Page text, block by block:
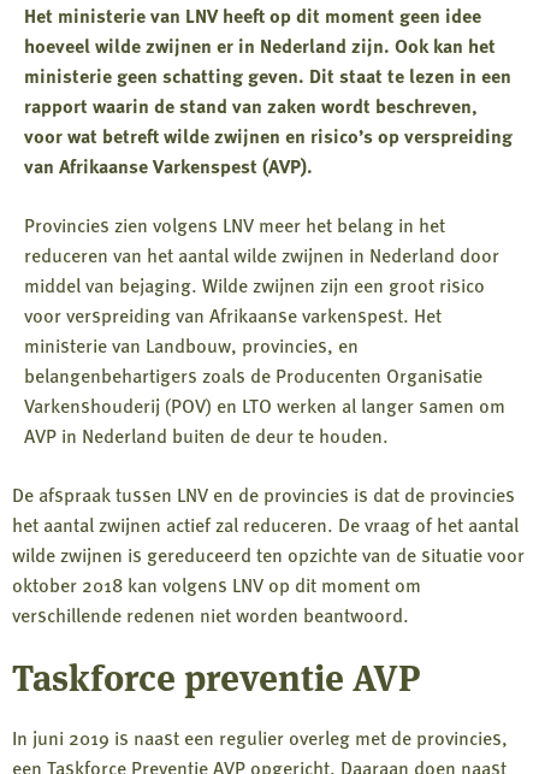
Het ministerie van LNV heeft op dit moment geen idee
hoeveel wilde zwijnen er in Nederland zijn. Ook kan het
ministerie geen schatting geven. Dit staat te lezen in een
rapport waarin de stand van zaken wordt beschreven,
voor wat betreft wilde zwijnen en risico’s op verspreiding
van Afrikaanse Varkenspest (AVP).
Provincies zien volgens LNV meer het belang in het
reduceren van het aantal wilde zwijnen in Nederland door
middel van bejaging. Wilde zwijnen zijn een groot risico
voor verspreiding van Afrikaanse varkenspest. Het
ministerie van Landbouw, provincies, en
belangenbehartigers zoals de Producenten Organisatie
Varkenshouderij (POV) en LTO werken al langer samen om
AVP in Nederland buiten de deur te houden.
De afspraak tussen LNV en de provincies is dat de provincies
het aantal zwijnen actief zal reduceren. De vraag of het aantal
wilde zwijnen is gereduceerd ten opzichte van de situatie voor
oktober 2018 kan volgens LNV op dit moment om
verschillende redenen niet worden beantwoord.
Taskforce preventie AVP
In juni 2019 is naast een regulier overleg met de provincies,
een Taskforce Preventie AVP opgericht. Daaraan doen naast